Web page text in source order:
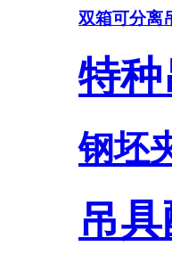
双箱可分离
特种
钢坯
吊